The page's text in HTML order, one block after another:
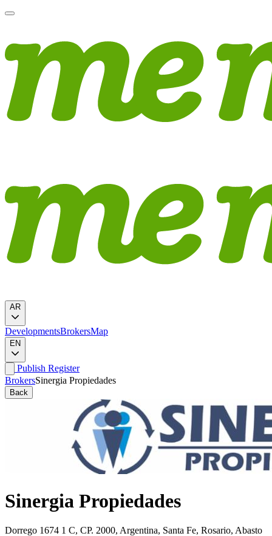
AR
DevelopmentsBrokersMap
EN
Publish Register
BrokersSinergia Propiedades
Back
Sinergia Propiedades
Dorrego 1674 1 C, CP. 2000, Argentina, Santa Fe, Rosario, Abasto